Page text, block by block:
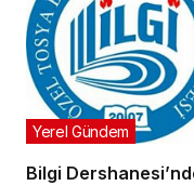
Bilgi
Yerel Gündem